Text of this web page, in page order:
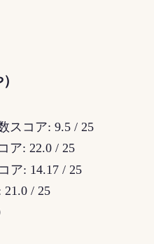
スコア: 9.5 / 25
ア: 22.0 / 25
ア: 14.17 / 25
/ 25